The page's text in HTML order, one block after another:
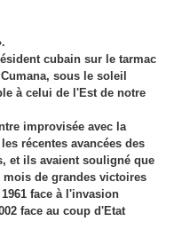
cubain sur le tarmac
sous le soleil
à celui de l'Est de notre
improvisée avec la
récentes avancées des
et ils avaient souligné que
de grandes victoires
face à l'invasion
face au coup d'Etat